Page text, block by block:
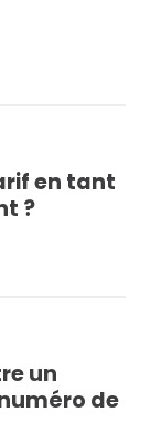
en tant
?
un
de